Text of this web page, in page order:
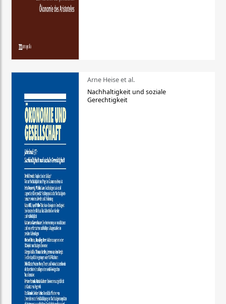
Arne Heise et al.
Nachhaltigkeit und soziale
Gerechtigkeit